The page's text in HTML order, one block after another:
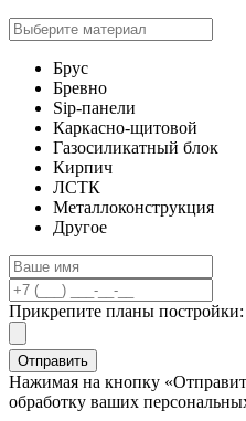
Брус
Бревно
Sip-панели
Каркасно-щитовой
Газосиликатный блок
Кирпич
ЛСТК
Металлоконструкция
Другое
Прикрепите планы постройки:
Отправить
Нажимая на кнопку
обработку ваших